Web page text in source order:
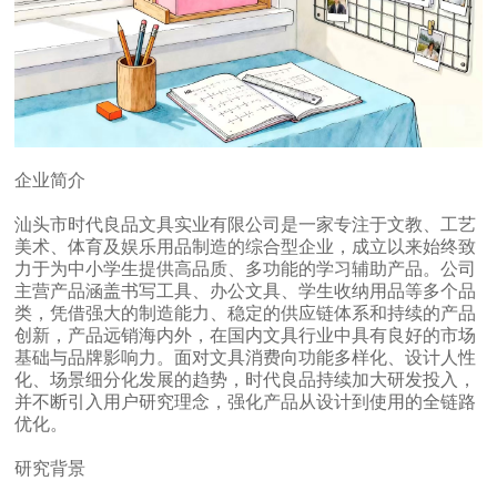
企业简介
汕头市时代良品文具实业有限公司是一家专注于文教、工艺
美术、体育及娱乐用品制造的综合型企业，成立以来始终致
力于为中小学生提供高品质、多功能的学习辅助产品。公司
主营产品涵盖书写工具、办公文具、学生收纳用品等多个品
类，凭借强大的制造能力、稳定的供应链体系和持续的产品
创新，产品远销海内外，在国内文具行业中具有良好的市场
基础与品牌影响力。面对文具消费向功能多样化、设计人性
化、场景细分化发展的趋势，时代良品持续加大研发投入，
并不断引入用户研究理念，强化产品从设计到使用的全链路
优化。
研究背景